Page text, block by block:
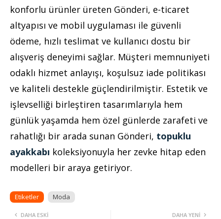
konforlu ürünler üreten Gönderi, e-ticaret
altyapısı ve mobil uygulaması ile güvenli
ödeme, hızlı teslimat ve kullanıcı dostu bir
alışveriş deneyimi sağlar. Müşteri memnuniyeti
odaklı hizmet anlayışı, koşulsuz iade politikası
ve kaliteli destekle güçlendirilmiştir. Estetik ve
işlevselliği birleştiren tasarımlarıyla hem
günlük yaşamda hem özel günlerde zarafeti ve
rahatlığı bir arada sunan Gönderi, topuklu
ayakkabı koleksiyonuyla her zevke hitap eden
modelleri bir araya getiriyor.
Etiketler Moda
DAHA YENI
DAHA ESKI